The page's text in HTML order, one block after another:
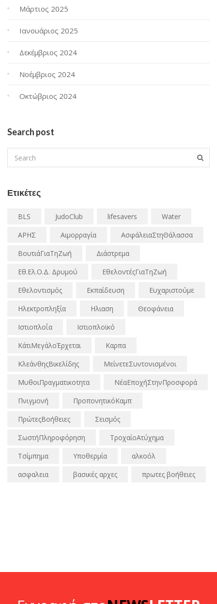
Μάρτιος 2025
Ιανουάριος 2025
Δεκέμβριος 2024
Νοέμβριος 2024
Οκτώβριος 2024
Search post
Ετικέτες
BLS JudoClub lifesavers
Water
ΑΡΗΣ
Αιμορραγία
ΑσφάλειαΣτηΘάλασσα
ΒουτιάΓιαΤηΖωή
Διάστρεμα
Εθ.Ελ.Ο.Δ. Δρυμού
ΕθελοντέςΓιαΤηΖωή
Εθελοντισμός
Εκπαίδευση
Ευχαριστούμε
Ηλεκτροπληξία
Ηλιαση
Θεοφάνεια
Ιστιοπλοΐα
Ιστιοπλοϊκό
ΚάτιΜεγάλοΈρχεται
Καρπα
ΚλεάνθηςΒικελίδης
ΜείνετεΣυντονισμένοι
ΜυθοιΠραγματικοτητα
ΝέαΕποχήΣτηνΠροσφορά
Πνιγμονή
ΠροπονητικόΚαμπ
ΠρώτεςΒοήθειες
Σεισμός
ΣωστήΠληροφόρηση
ΤροχαίοΑτύχημα
Τσίμπημα
Υποθερμία
αλκοόλ
ασφαλεια
βασικές αρχες πρωτες βοήθειες